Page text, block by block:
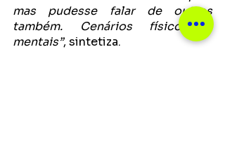
mas pudesse falar de outros
também. Cenários físicos e
mentais”, sintetiza.